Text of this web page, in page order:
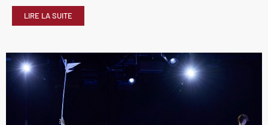
LIRE LA SUITE